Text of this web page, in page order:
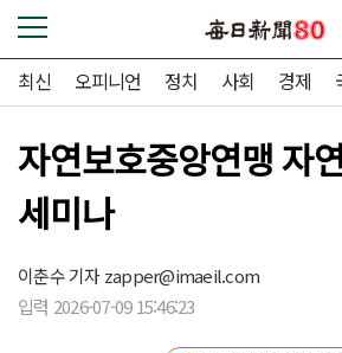
최신 오피니언 정치 사회 경제
자연보호중앙연맹 자
세미나
이춘수 기자zapper@imaeil.com
입력 2026-07-09 15:46:23